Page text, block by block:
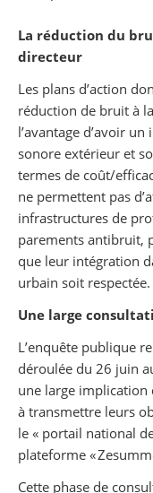
La réduction du
directeur
Les plans d’action
réduction de bruit à
l’avantage d’avoir
sonore extérieur et
termes de coût/
ne permettent pas
infrastructures de
parements antibruit,
que leur intégration
urbain soit respectée.
Une large
L’enquête publique
déroulée du 26 juin
une large implication
à transmettre leurs
le « portail national
plateforme «
Cette phase de